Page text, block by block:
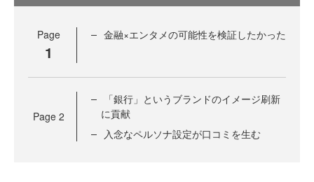
Page
1
金融×エンタメの可能性を検証したかった
Page 2
「銀行」というブランドのイメージ刷新
に貢献
入念なペルソナ設定が口コミを生む